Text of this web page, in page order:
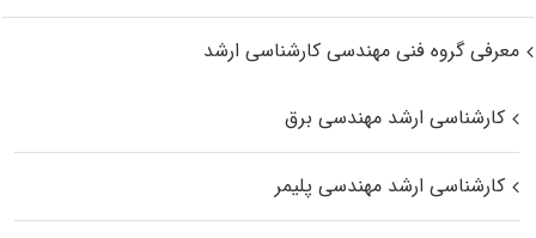
معرفی گروه فنی مهندسی کارشناسی ارشد
کارشناسی ارشد مهندسی برق
کارشناسی ارشد مهندسی پلیمر